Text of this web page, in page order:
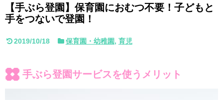
【手ぶら登園】保育園におむつ不要！子どもと
手をつないで登園！
2019/10/18 保育園・幼稚園, 育児
手ぶら登園サービスを使うメリット